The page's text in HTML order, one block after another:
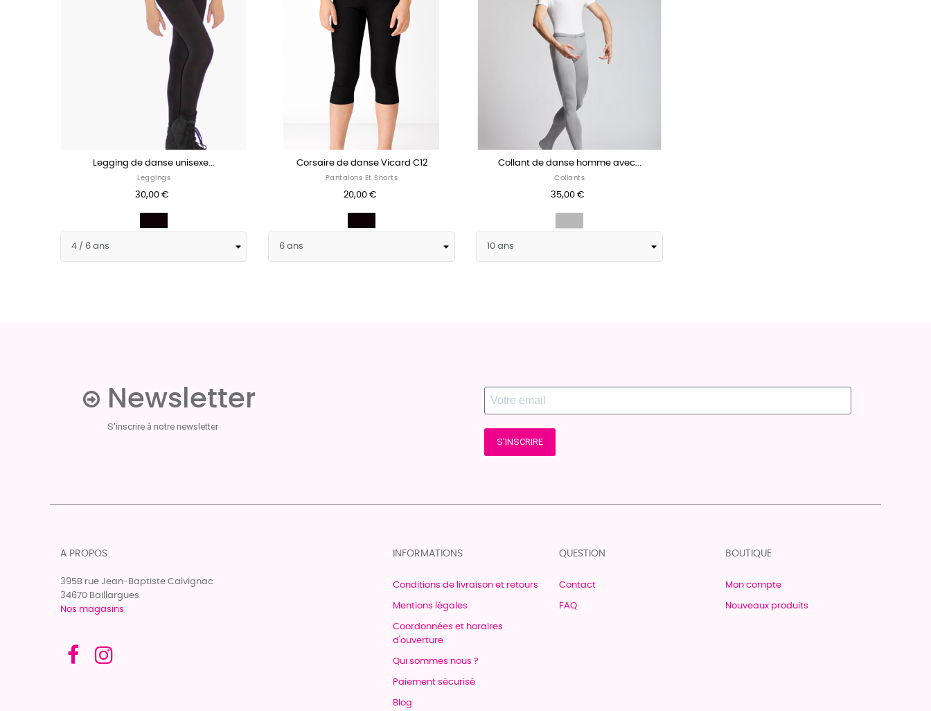
Legging de danse unisexe...
Leggings
30,00 €
Corsaire de danse Vicard C12
Pantalons Et Shorts
20,00 €
Collant de danse homme avec...
Collants
35,00 €
Newsletter
S'inscrire à notre newsletter
S'INSCRIRE
A PROPOS
395B rue Jean-Baptiste Calvignac
34670 Baillargues
Nos magasins
INFORMATIONS
Conditions de livraison et retours
Mentions légales
Coordonnées et horaires
d'ouverture
Qui sommes nous ?
Paiement sécurisé
Blog
QUESTION
Contact
FAQ
BOUTIQUE
Mon compte
Nouveaux produits